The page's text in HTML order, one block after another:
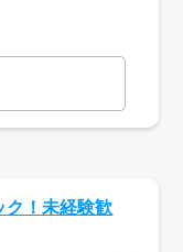
ク！未経験歓